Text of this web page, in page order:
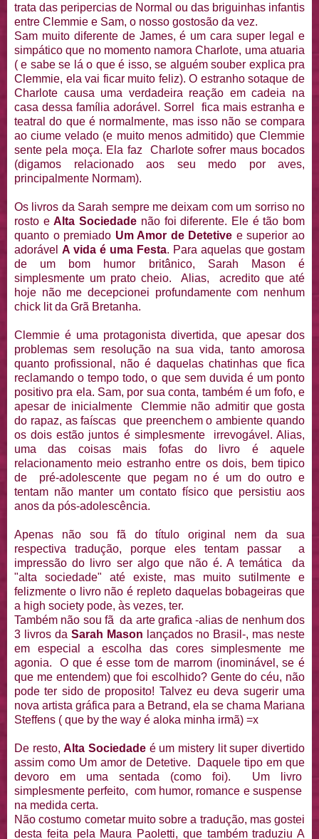
trata das peripercias de Normal ou das briguinhas infantis
entre Clemmie e Sam, o nosso gostosão da vez.
Sam muito diferente de James, é um cara super legal e
simpático que no momento namora Charlote, uma atuaria
( e sabe se lá o que é isso, se alguém souber explica pra
Clemmie, ela vai ficar muito feliz). O estranho sotaque de
Charlote causa uma verdadeira reação em cadeia na
casa dessa família adorável. Sorrel fica mais estranha e
teatral do que é normalmente, mas isso não se compara
ao ciume velado (e muito menos admitido) que Clemmie
sente pela moça. Ela faz Charlote sofrer maus bocados
(digamos relacionado aos seu medo por aves,
principalmente Normam).
Os livros da Sarah sempre me deixam com um sorriso no
rosto eAlta Sociedade não foi diferente. Ele é tão bom
quanto o premiado Um Amor de Detetive e superior ao
adorável A vida é uma Festa. Para aquelas que gostam
de um bom humor britânico, Sarah Mason é
simplesmente um prato cheio. Alias, acredito que até
hoje não me decepcionei profundamente com nenhum
chick lit da Grã Bretanha.
Clemmie é uma protagonista divertida, que apesar dos
problemas sem resolução na sua vida, tanto amorosa
quanto profissional, não é daquelas chatinhas que fica
reclamando o tempo todo, o que sem duvida é um ponto
positivo pra ela. Sam, por sua conta, também é um fofo, e
apesar de inicialmente Clemmie não admitir que gosta
do rapaz, as faíscas que preenchem o ambiente quando
os dois estão juntos é simplesmente irrevogável. Alias,
uma das coisas mais fofas do livro é aquele
relacionamento meio estranho entre os dois, bem tipico
de pré-adolescente que pegam no é um do outro e
tentam não manter um contato físico que persistiu aos
anos da pós-adolescência.
Apenas não sou fã do título original nem da sua
respectiva tradução, porque eles tentam passar a
impressão do livro ser algo que não é. A temática da
"alta sociedade" até existe, mas muito sutilmente e
felizmente o livro não é repleto daquelas bobageiras que
a high society pode, às vezes, ter.
Também não sou fã da arte grafica -alias de nenhum dos
3 livros da Sarah Mason lançados no Brasil-, mas neste
em especial a escolha das cores simplesmente me
agonia. O que é esse tom de marrom (inominável, se é
que me entendem) que foi escolhido? Gente do céu, não
pode ter sido de proposito! Talvez eu deva sugerir uma
nova artista gráfica para a Betrand, ela se chama Mariana
Steffens ( que by the way é aloka minha irmã) =x
De resto,Alta Sociedade é um mistery lit super divertido
assim como Um amor de Detetive. Daquele tipo em que
devoro em uma sentada (como foi). Um livro
simplesmente perfeito, com humor, romance e suspense
na medida certa.
Não costumo cometar muito sobre a tradução, mas gostei
desta feita pela Maura Paoletti, que também traduziu A